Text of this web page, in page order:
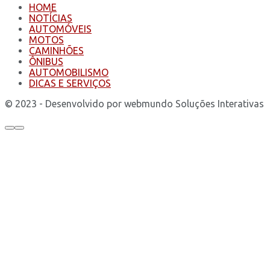
HOME
NOTÍCIAS
AUTOMÓVEIS
MOTOS
CAMINHÕES
ÔNIBUS
AUTOMOBILISMO
DICAS E SERVIÇOS
© 2023 - Desenvolvido por webmundo Soluções Interativas